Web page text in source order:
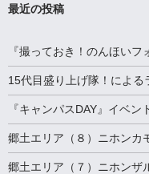
最近の投稿
『撮っておき！のんほいフ
15代目盛り上げ隊！による
『キャンパスDAY』イベ
郷土エリア（８）ニホンカ
郷土エリア（７）ニホンザ